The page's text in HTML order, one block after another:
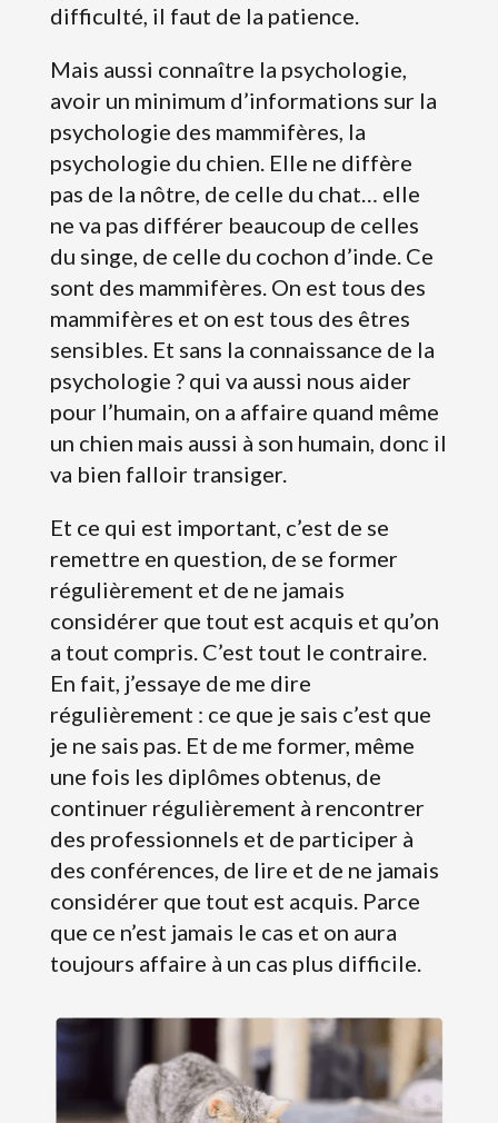
difficulté, il faut de la patience.
Mais aussi connaître la psychologie,
avoir un minimum d’informations sur la
psychologie des mammifères, la
psychologie du chien. Elle ne diffère
pas de la nôtre, de celle du chat… elle
ne va pas différer beaucoup de celles
du singe, de celle du cochon d’inde. Ce
sont des mammifères. On est tous des
mammifères et on est tous des êtres
sensibles. Et sans la connaissance de la
psychologie ? qui va aussi nous aider
pour l’humain, on a affaire quand même
un chien mais aussi à son humain, donc il
va bien falloir transiger.
Et ce qui est important, c’est de se
remettre en question, de se former
régulièrement et de ne jamais
considérer que tout est acquis et qu’on
a tout compris. C’est tout le contraire.
En fait, j’essaye de me dire
régulièrement : ce que je sais c’est que
je ne sais pas. Et de me former, même
une fois les diplômes obtenus, de
continuer régulièrement à rencontrer
des professionnels et de participer à
des conférences, de lire et de ne jamais
considérer que tout est acquis. Parce
que ce n’est jamais le cas et on aura
toujours affaire à un cas plus difficile.